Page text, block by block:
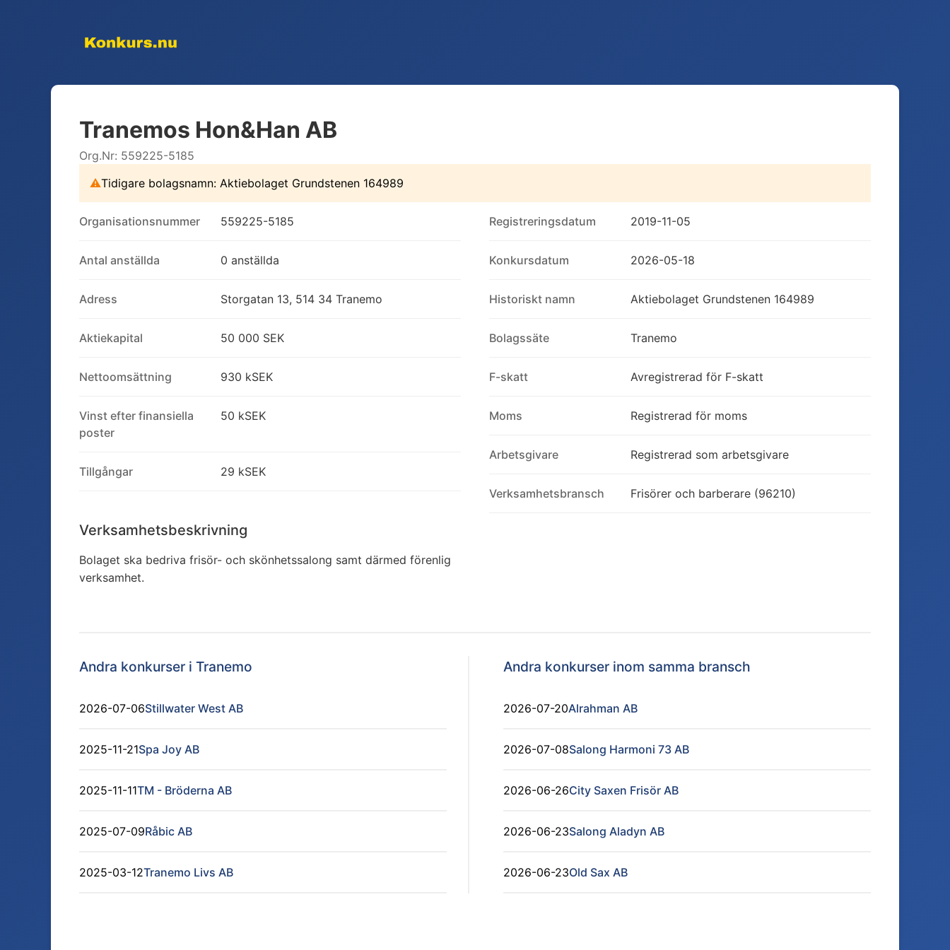
Tranemos Hon&Han AB
Org.Nr: 559225-5185
⚠Tidigare bolagsnamn: Aktiebolaget Grundstenen 164989
Organisationsnummer 559225-5185
Antal anställda 0 anställda
Adress Storgatan 13, 514 34 Tranemo
Aktiekapital 50 000 SEK
Nettoomsättning 930 kSEK
Vinst efter finansiella
poster
50 kSEK
Tillgångar 29 kSEK
Verksamhetsbeskrivning
Bolaget ska bedriva frisör- och skönhetssalong samt därmed förenlig
verksamhet.
Registreringsdatum 2019-11-05
Konkursdatum 2026-05-18
Historiskt namn Aktiebolaget Grundstenen 164989
Bolagssäte Tranemo
F-skatt Avregistrerad för F-skatt
Moms Registrerad för moms
Arbetsgivare Registrerad som arbetsgivare
Verksamhetsbransch Frisörer och barberare (96210)
Andra konkurser i Tranemo
2026-07-06Stillwater West AB
2025-11-21Spa Joy AB
2025-11-11TM - Bröderna AB
2025-07-09Råbic AB
2025-03-12Tranemo Livs AB
Andra konkurser inom samma bransch
2026-07-20Alrahman AB
2026-07-08Salong Harmoni 73 AB
2026-06-26City Saxen Frisör AB
2026-06-23Salong Aladyn AB
2026-06-23Old Sax AB